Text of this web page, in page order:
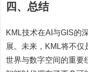
四、总结
KML技术在AI与GIS的
展。未来，KML将不
世界与数字空间的重要